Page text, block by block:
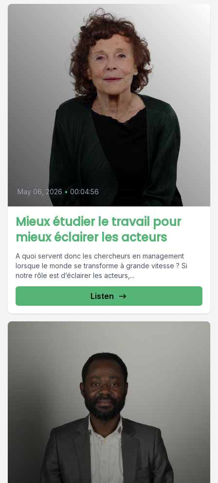
May 06, 2026 • 00:04:56
Mieux étudier le travail pour
mieux éclairer les acteurs
A quoi servent donc les chercheurs en management
lorsque le monde se transforme à grande vitesse ? Si
notre rôle est d’éclairer les acteurs,...
Listen